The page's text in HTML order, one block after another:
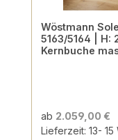
Wöstmann
5163/5164 |
Kernbuche
ab 2.059,00 €
Lieferzeit: 13- 15